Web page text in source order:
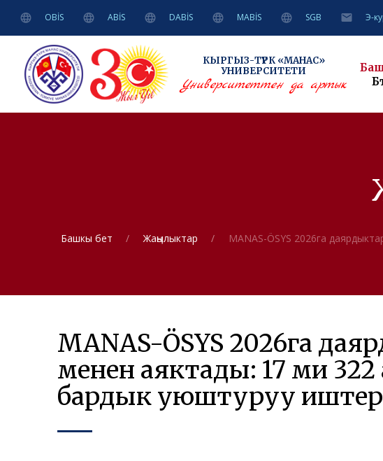
OBİS ABİS DABİS MABİS SGB Э-
КЫРГЫЗ-ТҮРК «МАНАС»
УНИВЕРСИТЕТИ
Университеттен да артык
Башкы бет Жаңылыктар MANAS-ÖSYS 2026га
MANAS-ÖSYS 2026га
менен аяктады: 17 миң
бардык уюштуруу